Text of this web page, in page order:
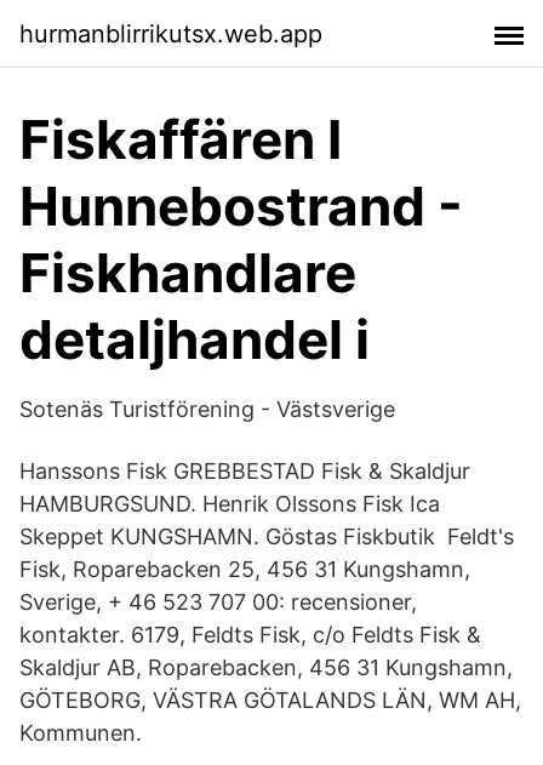
hurmanblirrikutsx.web.app
Fiskaffären I
Hunnebostrand -
Fiskhandlare
detaljhandel i
Sotenäs Turistförening - Västsverige
Hanssons Fisk GREBBESTAD Fisk & Skaldjur
HAMBURGSUND. Henrik Olssons Fisk Ica
Skeppet KUNGSHAMN. Göstas Fiskbutik Feldt's
Fisk, Roparebacken 25, 456 31 Kungshamn,
Sverige, + 46 523 707 00: recensioner,
kontakter. 6179, Feldts Fisk, c/o Feldts Fisk &
Skaldjur AB, Roparebacken, 456 31 Kungshamn,
GÖTEBORG, VÄSTRA GÖTALANDS LÄN, WM AH,
Kommunen.